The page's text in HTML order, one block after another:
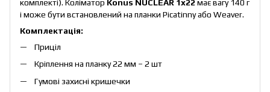
комплекті). Коліматор Konus NUCLEAR 1x22 має вагу 140 г
і може бути встановлений на планки Picatinny або Weaver.
Комплектація:
Приціл
Кріплення на планку 22 мм – 2 шт
Гумові захисні кришечки